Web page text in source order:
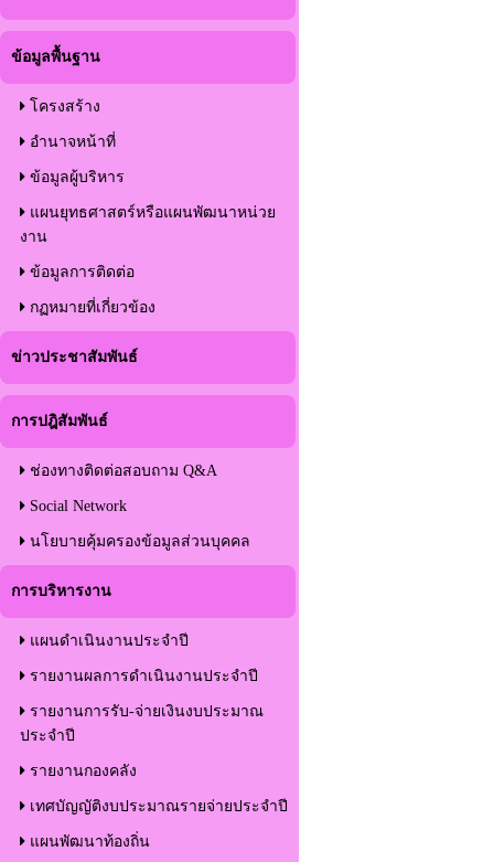
ข้อมูลพื้นฐาน
โครงสร้าง
อำนาจหน้าที่
ข้อมูลผู้บริหาร
แผนยุทธศาสตร์หรือแผนพัฒนาหน่วย
งาน
ข้อมูลการติดต่อ
กฏหมายที่เกี่ยวข้อง
ข่าวประชาสัมพันธ์
การปฎิสัมพันธ์
ช่องทางติดต่อสอบถาม Q&A
Social Network
นโยบายคุ้มครองข้อมูลส่วนบุคคล
การบริหารงาน
แผนดำเนินงานประจำปี
รายงานผลการดำเนินงานประจำปี
รายงานการรับ-จ่ายเงินงบประมาณ
ประจำปี
รายงานกองคลัง
เทศบัญญัติงบประมาณรายจ่ายประจำปี
แผนพัฒนาท้องถิ่น